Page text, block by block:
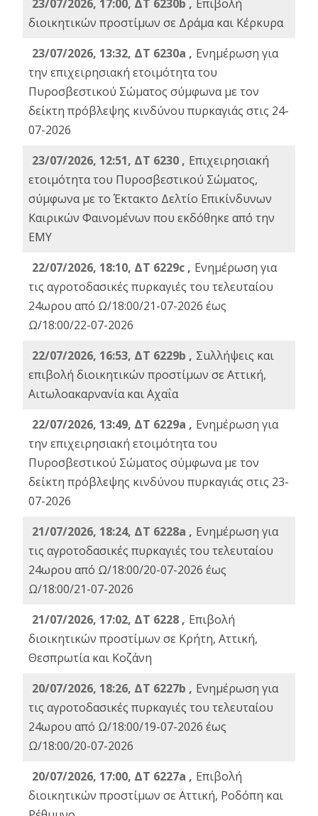
23/07/2026, 17:00, ΔΤ 6230b , Επιβολή
διοικητικών προστίμων σε Δράμα και Κέρκυρα
23/07/2026, 13:32, ΔΤ 6230a , Ενημέρωση για
την επιχειρησιακή ετοιμότητα του
Πυροσβεστικού Σώματος σύμφωνα με τον
δείκτη πρόβλεψης κινδύνου πυρκαγιάς στις 24-
07-2026
23/07/2026, 12:51, ΔΤ 6230 , Επιχειρησιακή
ετοιμότητα του Πυροσβεστικού Σώματος,
σύμφωνα με το Έκτακτο Δελτίο Επικίνδυνων
Καιρικών Φαινομένων που εκδόθηκε από την
ΕΜΥ
22/07/2026, 18:10, ΔΤ 6229c , Ενημέρωση για
τις αγροτοδασικές πυρκαγιές του τελευταίου
24ωρου από Ω/18:00/21-07-2026 έως
Ω/18:00/22-07-2026
22/07/2026, 16:53, ΔΤ 6229b , Σuλλήψεις και
επιβολή διοικητικών προστίμων σε Αττική,
Αιτωλοακαρνανία και Αχαΐα
22/07/2026, 13:49, ΔΤ 6229a , Ενημέρωση για
την επιχειρησιακή ετοιμότητα του
Πυροσβεστικού Σώματος σύμφωνα με τον
δείκτη πρόβλεψης κινδύνου πυρκαγιάς στις 23-
07-2026
21/07/2026, 18:24, ΔΤ 6228a , Ενημέρωση για
τις αγροτοδασικές πυρκαγιές του τελευταίου
24ωρου από Ω/18:00/20-07-2026 έως
Ω/18:00/21-07-2026
21/07/2026, 17:02, ΔΤ 6228 , Επιβολή
διοικητικών προστίμων σε Κρήτη, Αττική,
Θεσπρωτία και Κοζάνη
20/07/2026, 18:26, ΔΤ 6227b , Ενημέρωση για
τις αγροτοδασικές πυρκαγιές του τελευταίου
24ωρου από Ω/18:00/19-07-2026 έως
Ω/18:00/20-07-2026
20/07/2026, 17:00, ΔΤ 6227a , Επιβολή
διοικητικών προστίμων σε Αττική, Ροδόπη και